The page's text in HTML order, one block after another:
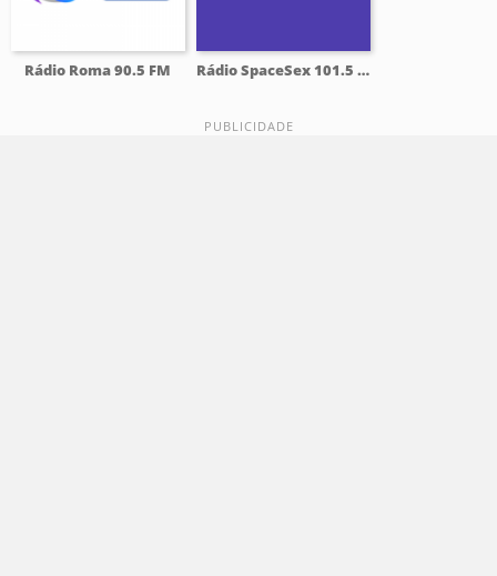
Rádio Roma 90.5 FM Rádio SpaceSex 101.5 FM